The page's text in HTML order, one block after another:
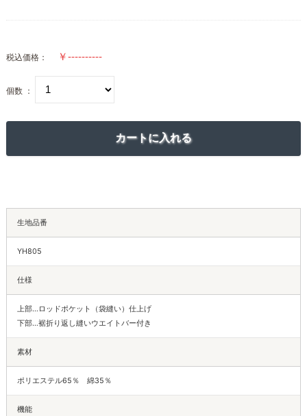
税込価格：
個数 ：
生地品番
YH805
仕様
上部…ロッドポケット（袋縫い）仕上げ
下部…裾折り返し縫いウエイトバー付き
素材
ポリエステル65％ 綿35％
機能